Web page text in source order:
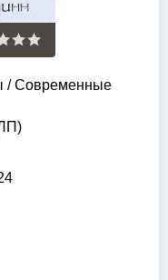
/Современные